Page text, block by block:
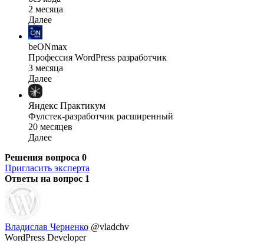
2 месяца
Далее
beONmax
Профессия WordPress разработчик
3 месяца
Далее
Яндекс Практикум
Фулстек-разработчик расширенный
20 месяцев
Далее
Решения вопроса 0
Пригласить эксперта
Ответы на вопрос 1
Владислав Черненко @vladchv
WordPress Developer